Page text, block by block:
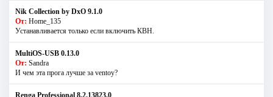
Nik Collection by DxO 9.1.0
От: Home_135
Устанавливается только если включить КВН.
MultiOS-USB 0.13.0
От: Sandra
И чем эта прога лучше за ventoy?
Renga Professional 8.2.13823.0